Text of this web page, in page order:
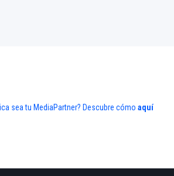
sea tu MediaPartner? Descubre cómo aquí